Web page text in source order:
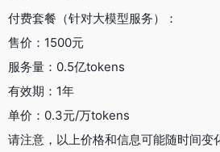
付费套餐（针对大模型服务）：
售价：1500元
服务量：0.5亿tokens
有效期：1年
单价：0.3元/万tokens
请注意，以上价格和信息可能随时间变